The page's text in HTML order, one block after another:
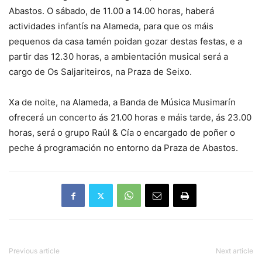
Abastos. O sábado, de 11.00 a 14.00 horas, haberá
actividades infantís na Alameda, para que os máis
pequenos da casa tamén poidan gozar destas festas, e a
partir das 12.30 horas, a ambientación musical será a
cargo de Os Saljariteiros, na Praza de Seixo.
Xa de noite, na Alameda, a Banda de Música Musimarín
ofrecerá un concerto ás 21.00 horas e máis tarde, ás 23.00
horas, será o grupo Raúl & Cía o encargado de poñer o
peche á programación no entorno da Praza de Abastos.
Previous article Next article